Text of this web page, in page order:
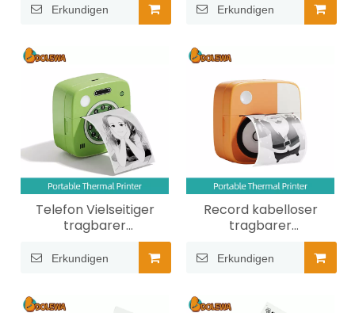
Erkundigen Erkundigen
Telefon Vielseitiger
tragbarer
Thermodrucker
Erkundigen
Record kabelloser
tragbarer
Thermodrucker
Erkundigen